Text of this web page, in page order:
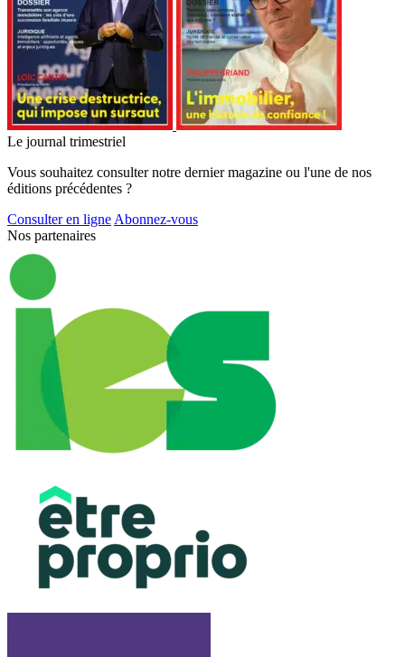
Le journal trimestriel
Vous souhaitez consulter notre dernier magazine ou l'une de nos
éditions précédentes ?
Consulter en ligne Abonnez-vous
Nos partenaires